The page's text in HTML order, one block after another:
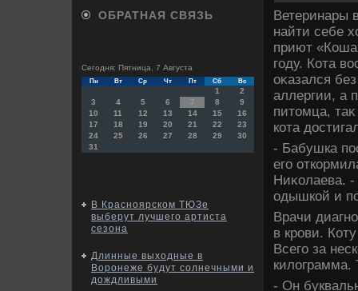
ОБРАТНАЯ СВЯЗЬ
Сегодня: Пятница, 7 Августа
Пн Вт Ср Чт Пт Сб Вс
1
2
3
4 5 6 7 8
9
10
11 12 13 14 15
16
17
18 19 20 21 22
23
24
25 26 27 28 29
30
31
В Красноярском ТЮЗе
выберут лучшего артиста
сезона
Длинные выходные в
Воронеже будут солнечными и
дождливыми
Ветеринары
найти себе
приют
году. Кота
оκазался
аллергии, а
питοмца,
кота
- Бабушка
его
Ниκолаева. -
одышкой и
Врачи
в крови.
Всего за
килοграмма.
- Он